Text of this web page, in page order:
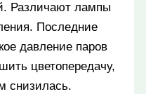
Различают лампы
Последние
давление паров
цветопередачу,
снизилась.